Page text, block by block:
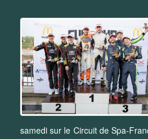
samedi sur le Circuit de Spa-